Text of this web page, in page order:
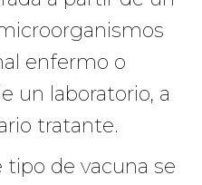
enfermo o
un laboratorio, a
tratante.
de vacuna se